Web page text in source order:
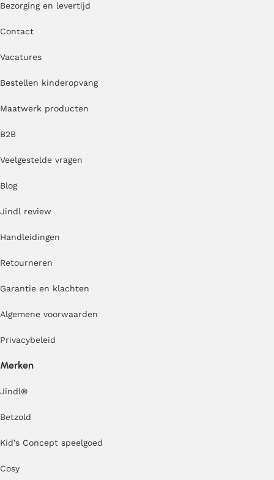
Bezorging en levertijd
Contact
Vacatures
Bestellen kinderopvang
Maatwerk producten
B2B
Veelgestelde vragen
Blog
Jindl review
Handleidingen
Retourneren
Garantie en klachten
Algemene voorwaarden
Privacybeleid
Merken
Jindl®
Betzold
Kid’s Concept speelgoed
Cosy